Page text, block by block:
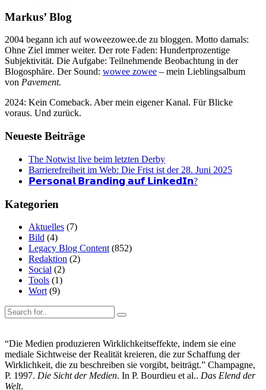
Markus’ Blog
2004 begann ich auf woweezowee.de zu bloggen. Motto damals:
Ohne Ziel immer weiter. Der rote Faden: Hundertprozentige
Subjektivität. Die Aufgabe: Teilnehmende Beobachtung in der
Blogosphäre. Der Sound: wowee zowee – mein Lieblingsalbum
von Pavement.
2024: Kein Comeback. Aber mein eigener Kanal. Für Blicke
voraus. Und zurück.
Neueste Beiträge
The Notwist live beim letzten Derby
Barrierefreiheit im Web: Die Frist ist der 28. Juni 2025
𝗣𝗲𝗿𝘀𝗼𝗻𝗮𝗹 𝗕𝗿𝗮𝗻𝗱𝗶𝗻𝗴 𝗮𝘂𝗳 𝗟𝗶𝗻𝗸𝗲𝗱𝗜𝗻?
Kategorien
Aktuelles (7)
Bild (4)
Legacy Blog Content (852)
Redaktion (2)
Social (2)
Tools (1)
Wort (9)
“Die Medien produzieren Wirklichkeitseffekte, indem sie eine
mediale Sichtweise der Realität kreieren, die zur Schaffung der
Wirklichkeit, die zu beschreiben sie vorgibt, beiträgt.” Champagne,
P. 1997. Die Sicht der Medien. In P. Bourdieu et al.. Das Elend der
Welt.